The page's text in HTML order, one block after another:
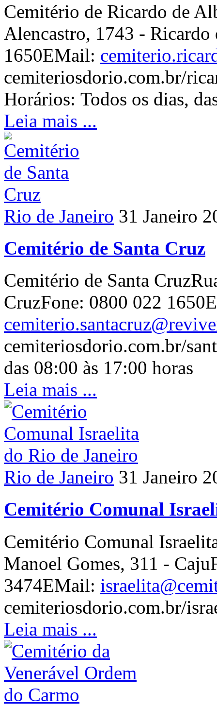
Cemitério de Ricardo de
Alencastro, 1743 -
1650EMail:
cemiteriosdorio.com.br/
Horários: Todos os dias,
Leia mais ...
Rio de Janeiro 31 Janeiro
Cemitério de Santa Cruz
Cemitério de Santa
CruzFone: 0800 022
cemiteriosdorio.com.br/
das 08:00 às 17:00 horas
Leia mais ...
Rio de Janeiro 31 Janeiro
Cemitério Comunal
Cemitério Comunal
Manoel Gomes, 311 -
3474EMail:
cemiteriosdorio.com.br/
Leia mais ...